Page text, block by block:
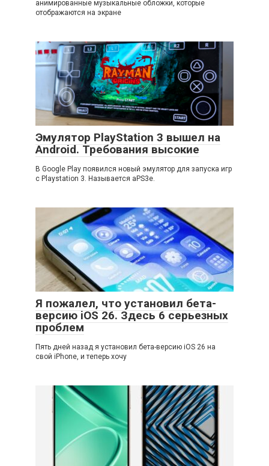
анимированные музыкальные обложки, которые
отображаются на экране
Эмулятор PlayStation 3 вышел на
Android. Требования высокие
В Google Play появился новый эмулятор для запуска игр
с Playstation 3. Называется aPS3e.
Я пожалел, что установил бета-
версию iOS 26. Здесь 6 серьезных
проблем
Пять дней назад я установил бета-версию iOS 26 на
свой iPhone, и теперь хочу